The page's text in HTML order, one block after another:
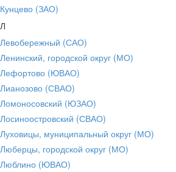
Кунцево (ЗАО)
Л
Левобережный (САО)
Ленинский, городской округ (МО)
Лефортово (ЮВАО)
Лианозово (СВАО)
Ломоносовский (ЮЗАО)
Лосиноостровский (СВАО)
Луховицы, муниципальный округ (МО)
Люберцы, городской округ (МО)
Люблино (ЮВАО)